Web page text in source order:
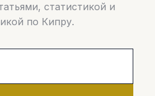
статистикой и
по Кипру.